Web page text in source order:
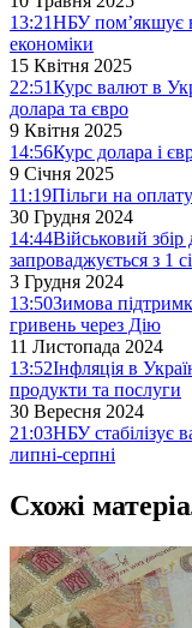
13:21НБУ пом’якшує
економіки
15 Квітня 2025
22:51Курс валют в
долара та євро
9 Квітня 2025
14:56Курс долара і
9 Січня 2025
11:19Пільги на
30 Грудня 2024
14:44Військовий
запроваджується з 1
3 Грудня 2024
13:50Зимова
гривень через Дію
11 Листопада 2024
13:52Інфляція в
продукти та послуги
30 Вересня 2024
21:03НБУ стабілізує
липні-серпні
Схожі